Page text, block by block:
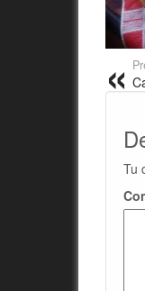
Tu